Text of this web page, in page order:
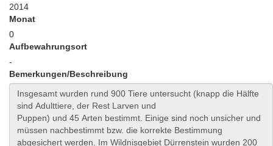
2014
Monat
0
Aufbewahrungsort
-
Bemerkungen/Beschreibung